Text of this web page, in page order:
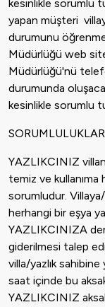
kesinlikle sorumlu
yapan müşteri
durumunu
Müdürlüğü web
Müdürlüğü'nü
durumunda
kesinlikle sorumlu
YAZLIKCINIZ
temiz ve kullanıma
sorumludur.
herhangi bir eşya
YAZLIKCINIZA
giderilmesi talep
villa/yazlık
saat içinde bu
YAZLIKCINIZ